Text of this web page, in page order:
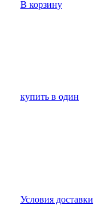
В корзину
купить в один
Условия доставки